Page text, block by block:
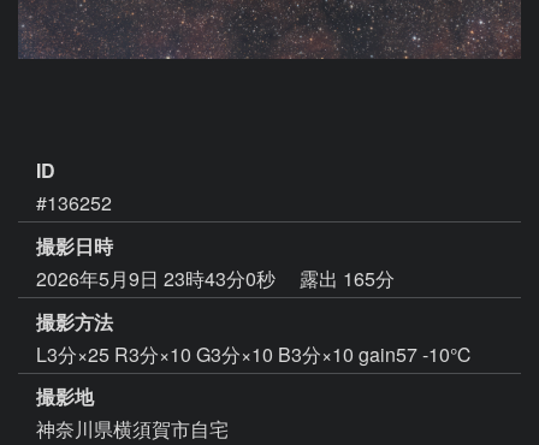
ID
#136252
撮影日時
2026年5月9日 23時43分0秒
露出 165分
撮影方法
L3分×25 R3分×10 G3分×10 B3分×10 gain57 -10℃
撮影地
神奈川県横須賀市自宅